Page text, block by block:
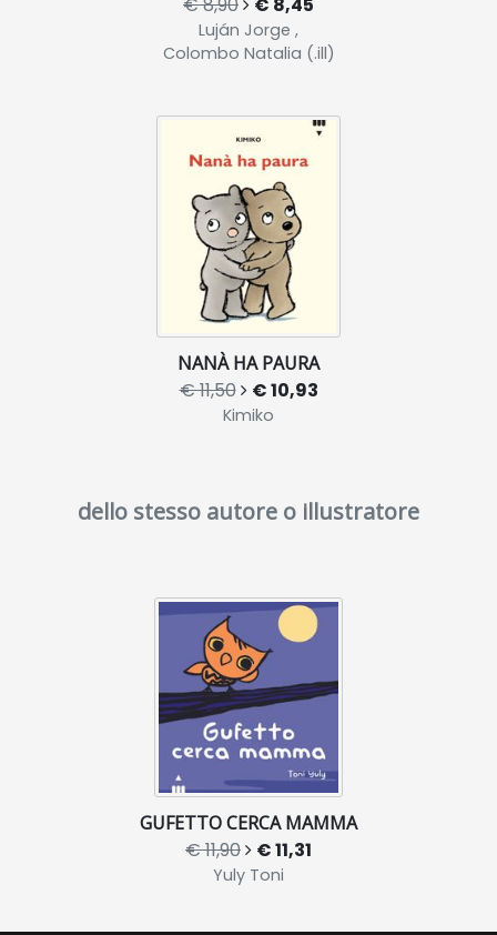
€ 8,90 € 8,45
Luján Jorge ,
Colombo Natalia (.ill)
NANÀ HA PAURA
€ 11,50 € 10,93
Kimiko
dello stesso autore o illustratore
GUFETTO CERCA MAMMA
€ 11,90 € 11,31
Yuly Toni